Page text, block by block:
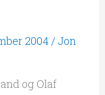
2004 / Jon
og Olaf